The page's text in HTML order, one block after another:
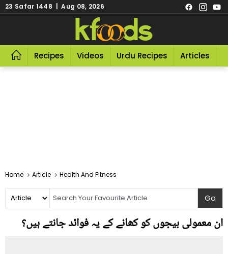
23 Safar 1448 | Aug 08, 2026
Recipes Videos Urdu Recipes Articles
Home Article Health And Fitness
ان معمولی بیجوں کو کھانے کے یہ فوائد جانتے ہیں؟